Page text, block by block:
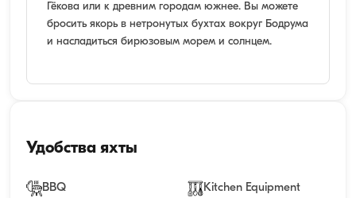
Гёкова или к древним городам южнее. Вы можете
бросить якорь в нетронутых бухтах вокруг Бодрума
и насладиться бирюзовым морем и солнцем.
Удобства яхты
BBQ Kitchen Equipment